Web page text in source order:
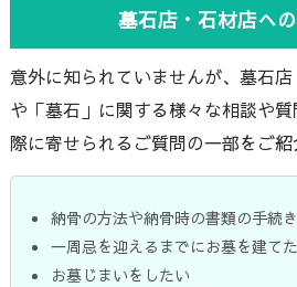
墓石店・石材店へ
意外に知られていませんが、墓石店
や「墓石」に関する様々な相談や
際に寄せられるご質問の一部をご紹
納骨の方法や納骨時の書類の手続
一周忌を迎えるまでにお墓を建て
お墓じまいをしたい